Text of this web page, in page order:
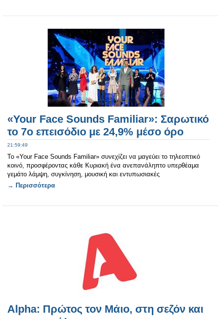
«Your Face Sounds Familiar»: Σαρωτικό
το 7ο επεισόδιο με 24,9% μέσο όρο
21:59:49
Το «Your Face Sounds Familiar» συνεχίζει να μαγεύει το τηλεοπτικό
κοινό, προσφέροντας κάθε Κυριακή ένα ανεπανάληπτο υπερθέαμα
γεμάτο λάμψη, συγκίνηση, μουσική και εντυπωσιακές
→ Περισσότερα
Alpha: Πρώτος τον Μάιο, στη σεζόν και